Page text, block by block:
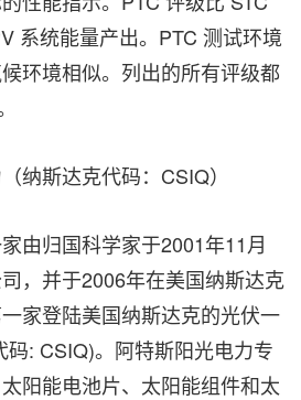
系统能量产出。PTC 测试环境
环境相似。列出的所有评级都
纳斯达克代码：CSIQ）
由归国科学家于2001年11月
，并于2006年在美国纳斯达克
家登陆美国纳斯达克的光伏一
: CSIQ)。阿特斯阳光电力专
阳能电池片、太阳能组件和太